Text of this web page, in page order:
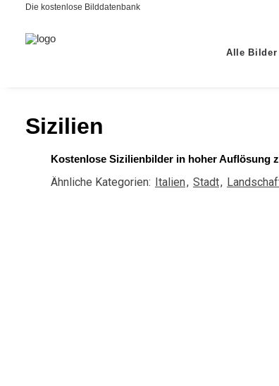
Die kostenlose Bilddatenbank
Alle Bilder
Sizilien
Kostenlose Sizilienbilder in hoher Auflösung
Ähnliche Kategorien: Italien, Stadt,